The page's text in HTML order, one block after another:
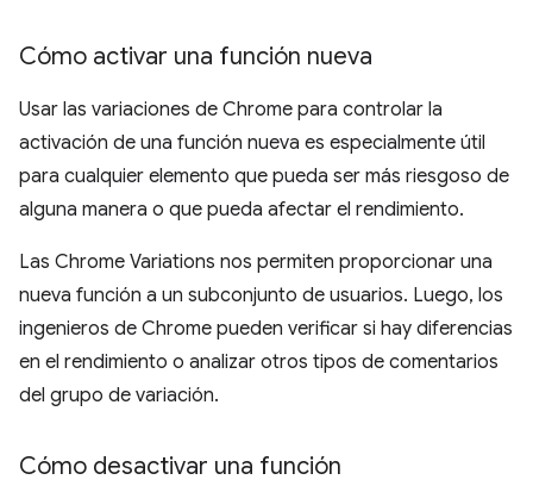
Cómo activar una función nueva
Usar las variaciones de Chrome para controlar la
activación de una función nueva es especialmente útil
para cualquier elemento que pueda ser más riesgoso de
alguna manera o que pueda afectar el rendimiento.
Las Chrome Variations nos permiten proporcionar una
nueva función a un subconjunto de usuarios. Luego, los
ingenieros de Chrome pueden verificar si hay diferencias
en el rendimiento o analizar otros tipos de comentarios
del grupo de variación.
Cómo desactivar una función